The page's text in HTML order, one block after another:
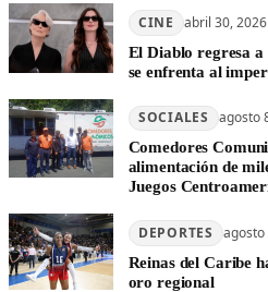
CINE abril 30, 2026
El Diablo regresa
se enfrenta al
SOCIALES agosto
Comedores
alimentación de
Juegos
DEPORTES agosto
Reinas del Caribe
oro regional